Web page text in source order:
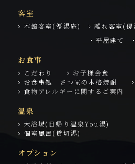
客室
本館客室(優湯庵)
離れ客室(優
・平屋建て
お食事
こだわり お子様会食
お食事処 さつまの本格焼酎
食物アレルギーに関するご案内
温泉
大浴場(日帰り温泉You湯)
個室風呂(貸切湯)
オプション